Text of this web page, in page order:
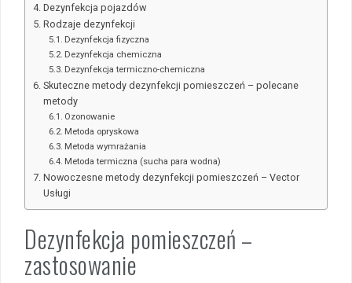
Dezynfekcja pojazdów
Rodzaje dezynfekcji
Dezynfekcja fizyczna
Dezynfekcja chemiczna
Dezynfekcja termiczno-chemiczna
Skuteczne metody dezynfekcji pomieszczeń – polecane
metody
Ozonowanie
Metoda opryskowa
Metoda wymrażania
Metoda termiczna (sucha para wodna)
Nowoczesne metody dezynfekcji pomieszczeń – Vector
Usługi
Dezynfekcja pomieszczeń –
zastosowanie